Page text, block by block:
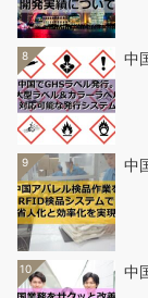
8 中
9 中
10 中